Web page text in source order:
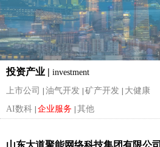
投资产业 | investment
上市公司
油气开发 矿产开发
大健康
AI数科 企业服务 其他
山东大道聚能网络科技集团有限公司